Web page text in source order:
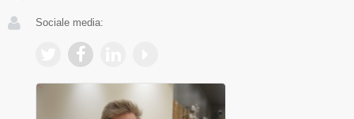
Sociale media: